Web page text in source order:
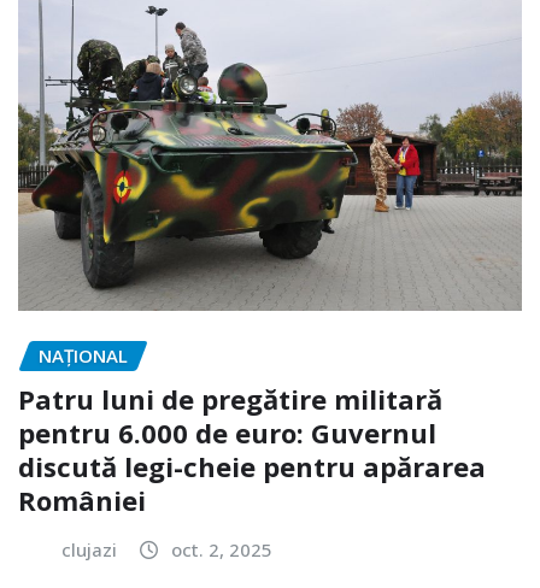
NAŢIONAL
Patru luni de pregătire militară
pentru 6.000 de euro: Guvernul
discută legi-cheie pentru apărarea
României
clujazi oct. 2, 2025